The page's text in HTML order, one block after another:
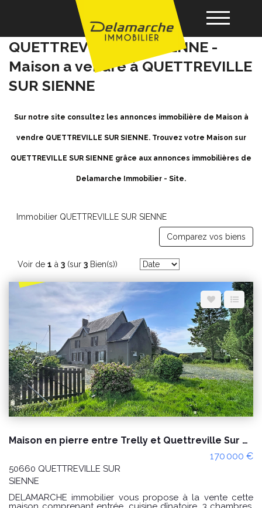
Acheter
Vendre
Nos agences
Espace client Nous contacter
Achat / Vente Maison
QUETTREVILLE SUR SIENNE -
Maison a vendre à QUETTREVILLE
SUR SIENNE
Sur notre site consultez les annonces immobilière de Maison à
vendre QUETTREVILLE SUR SIENNE. Trouvez votre Maison sur
QUETTREVILLE SUR SIENNE grâce aux annonces immobilières de
Delamarche Immobilier - Site.
Immobilier QUETTREVILLE SUR SIENNE
Comparez vos biens
Voir de 1 à 3 (sur 3 Bien(s))
Maison en pierre entre Trelly et Quettreville Sur Sienne, terrain de 9 768m²
170 000 €
50660 QUETTREVILLE SUR
SIENNE
DELAMARCHE immobilier vous propose à la vente cette